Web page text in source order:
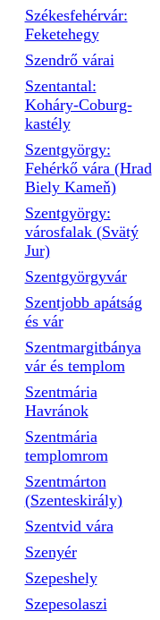
Székesfehérvár:
Feketehegy
Szendrő várai
Szentantal:
Koháry-Coburg-
kastély
Szentgyörgy:
Fehérkő vára (Hrad
Biely Kameň)
Szentgyörgy:
városfalak (Svätý
Jur)
Szentgyörgyvár
Szentjobb apátság
és vár
Szentmargitbánya
vár és templom
Szentmária
Havránok
Szentmária
templomrom
Szentmárton
(Szenteskirály)
Szentvid vára
Szenyér
Szepeshely
Szepesolaszi